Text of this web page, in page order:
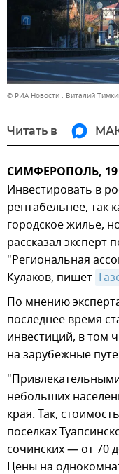
© РИА Новости . Виталий
Читать в
СИМФЕРОПОЛЬ, 19
Инвестировать в
рентабельнее, так
городское жилье,
рассказал
"Региональная
Кулаков, пишет
По мнению
последнее время
инвестиций, в том
на зарубежные
небольших
края. Так,
поселках
сочинских — от 70
Цены на